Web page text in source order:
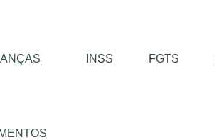
INSS FGTS